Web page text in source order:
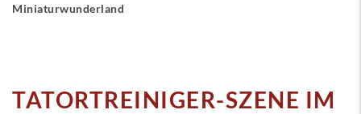
Miniaturwunderland
TATORTREINIGER-SZENE IM